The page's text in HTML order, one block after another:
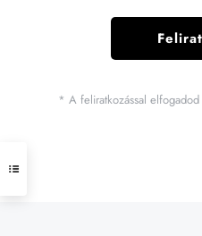
* A feliratkozással elfogadod